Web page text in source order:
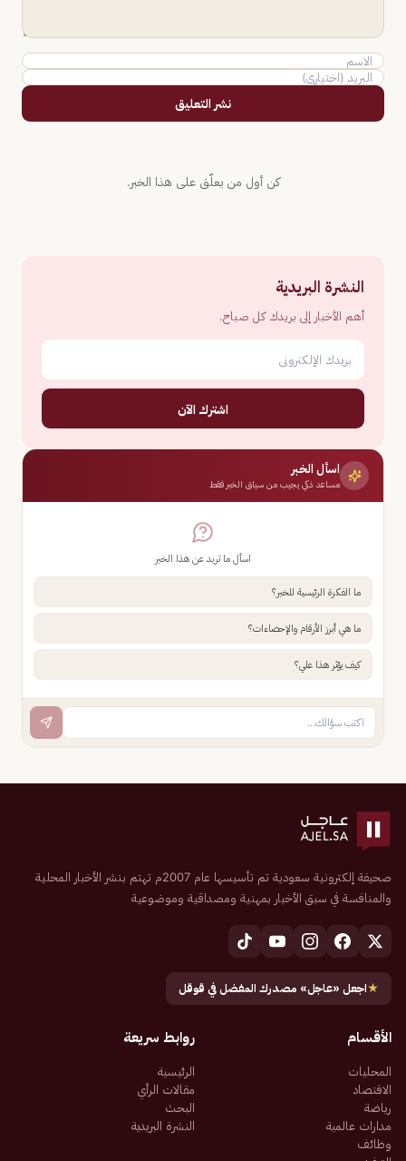
نشر التعليق
كن أول من يعلّق على هذا الخبر.
النشرة البريدية
أهم الأخبار إلى بريدك كل صباح.
اشترك الآن
اسأل الخبر
مساعد ذكي يجيب من سياق الخبر فقط
اسأل ما تريد عن هذا الخبر
ما الفكرة الرئيسية للخبر؟
ما هي أبرز الأرقام والإحصاءات؟
كيف يؤثر هذا علي؟
صحيفة إلكترونية سعودية تم تأسيسها عام 2007م تهتم بنشر الأخبار المحلية
والمنافسة في سبق الأخبار بمهنية ومصداقية وموضوعية
★اجعل «عاجل» مصدرك المفضل في قوقل
الأقسام
المحليات
الاقتصاد
رياضة
مدارات عالمية
وظائف
روابط سريعة
الرئيسية
مقالات الرأي
البحث
النشرة البريدية